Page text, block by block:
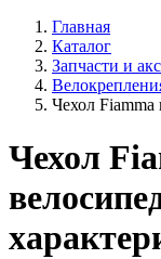
Главная
Каталог
Запчасти и
Чехол Fiamma
Чехол